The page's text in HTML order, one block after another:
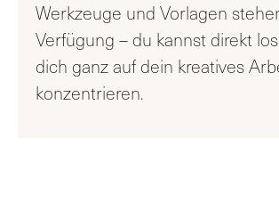
Werkzeuge und Vorlagen
Verfügung – du kannst direkt
dich ganz auf dein kreatives
konzentrieren.